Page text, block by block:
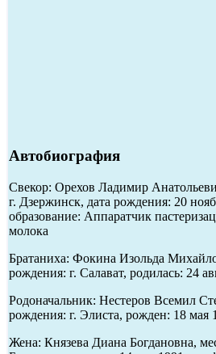
Автобиография
Свекор: Орехов Ладимир
г. Дзержинск, дата рождения: 20
образование: Аппаратчик
молока
Братаниха: Фокина Изольда
рождения: г. Салават, родилась: 24
Родоначальник: Нестеров Всемил
рождения: г. Элиста, рожден: 18 мая
Жена: Князева Диана Богдановна,